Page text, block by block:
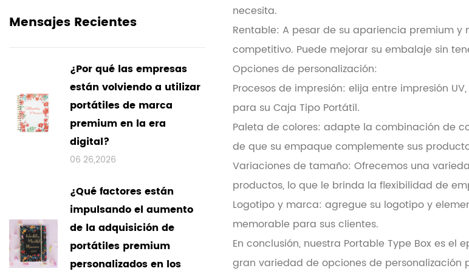
Mensajes Recientes
¿Por qué las empresas
están volviendo a utilizar
portátiles de marca
premium en la era
digital?
06 26,2026
¿Qué factores están
impulsando el aumento
de la adquisición de
portátiles premium
personalizados en los
necesita.
Rentable: A pesar de su apariencia premium
competitivo. Puede mejorar su embalaje sin
Opciones de personalización:
Procesos de impresión: elija entre impresión
para su Caja Tipo Portátil.
Paleta de colores: adapte la combinación de
de que su empaque complemente sus
Variaciones de tamaño: Ofrecemos una
productos, lo que le brinda la flexibilidad de
Logotipo y marca: agregue su logotipo y
memorable para sus clientes.
En conclusión, nuestra Portable Type Box es
gran variedad de opciones de